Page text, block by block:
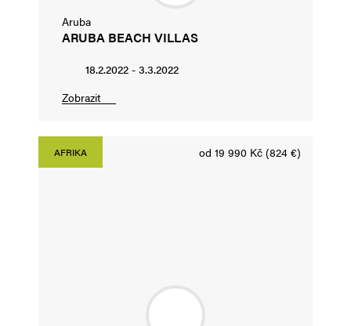
Aruba
ARUBA BEACH VILLAS
18.2.2022 - 3.3.2022
Zobrazit
AFRIKA od 19 990 Kč (824 €)